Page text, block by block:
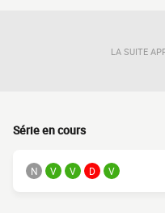
LA SUITE
Série en cours
N V V D V